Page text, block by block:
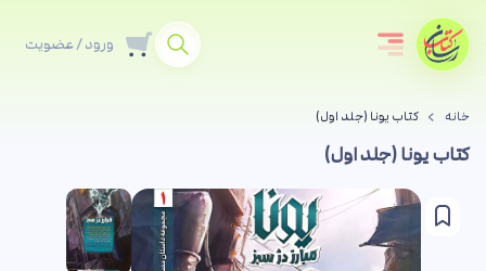
ورود / عضویت
خانه کتاب یونا (جلد اول)
کتاب یونا (جلد اول)